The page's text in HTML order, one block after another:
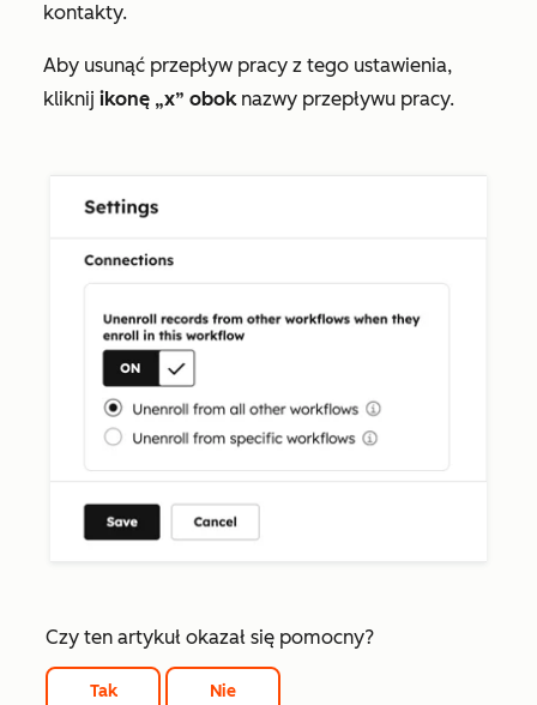
kontakty.
Aby usunąć przepływ pracy z tego ustawienia,
kliknij ikonę „x” obok nazwy przepływu pracy.
Czy ten artykuł okazał się pomocny?
Tak Nie